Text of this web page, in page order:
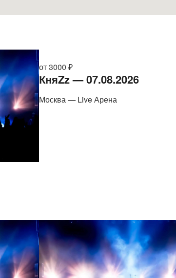
от 3000 ₽
КняZz — 07.08.2026
Москва — Live Арена